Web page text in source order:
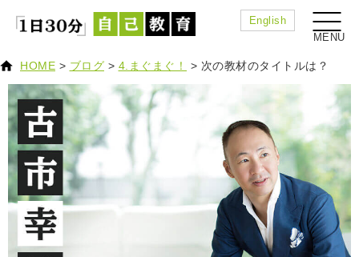
English
HOME > ブログ > 4.まぐまぐ！ > 次の教材のタイトルは？